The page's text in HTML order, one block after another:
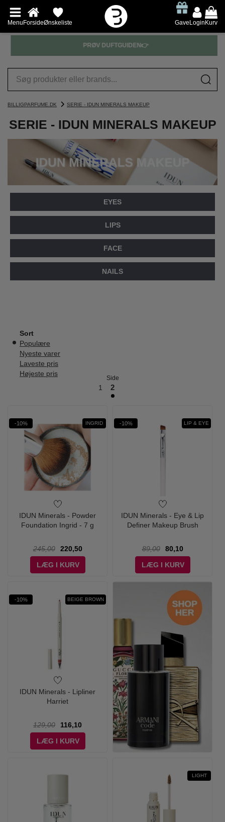
MenuForsideØnskeliste GaveLoginKurv
PRØV DUFTGUIDEN👉
BILLIGPARFUME.DK SERIE - IDUN MINERALS MAKEUP
SERIE - IDUN MINERALS MAKEUP
EYES
LIPS
FACE
NAILS
Sort
Populære
Nyeste varer
Laveste pris
Højeste pris
Side
1 2
-10% INGRID
IDUN Minerals - Powder
Foundation Ingrid - 7 g
245,00
220,50
LÆG I KURV
-10% LIP & EYE
IDUN Minerals - Eye & Lip
Definer Makeup Brush
89,00
80,10
LÆG I KURV
-10% BEIGE BROWN
IDUN Minerals - Lipliner
Harriet
129,00
116,10
LÆG I KURV
LIGHT